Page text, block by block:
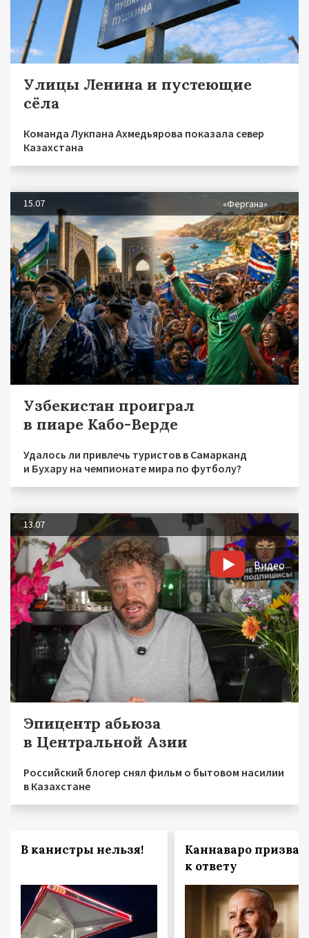
Улицы Ленина и пустеющие
сёла
Команда Лукпана Ахмедьярова показала север
Казахстана
15.07 «Фергана»
Узбекистан проиграл
в пиаре Кабо-Верде
Удалось ли привлечь туристов в Самарканд
и Бухару на чемпионате мира по футболу?
13.07
Видео
Эпицентр абьюза
в Центральной Азии
Российский блогер снял фильм о бытовом насилии
в Казахстане
В канистры нельзя!
Каннаваро
к ответу